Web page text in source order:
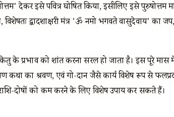
देकर इसे पवित्र घोषित किया, इसीलिए इसे पुरुषोत्तम
द्वादशाक्षरी मंत्र 'ॐ नमो भगवते वासुदेवाय' का
केतु के प्रभाव को शांत करना सरल हो जाता है। इस पूरे
कथा का श्रवण, एवं गो-दान जैसे कार्य विशेष रूप से
दोषों को कम करने के लिए विशेष उपाय कर सकते हैं।